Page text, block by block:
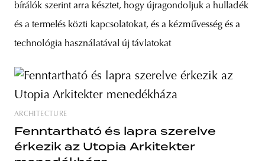
bírálók szerint arra késztet, hogy újragondoljuk a hulladék
és a termelés közti kapcsolatokat, és a kézművesség és a
technológia használatával új távlatokat
ARCHITECTURE
Fenntartható és lapra szerelve
érkezik az Utopia Arkitekter